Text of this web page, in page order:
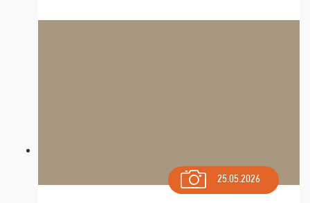
spomínať a zväžujeme repete budúci rok : ...
25.05.2026